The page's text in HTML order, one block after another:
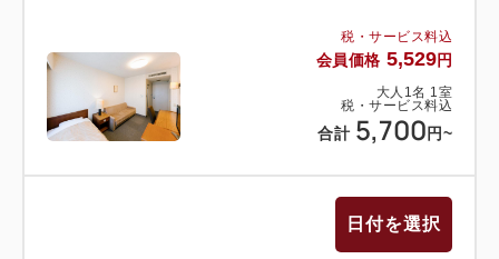
税・サービス料込
会員価格 5,529円
大人 1名 1室
税・サービス料込
合計 5,700 円~
日付を選択